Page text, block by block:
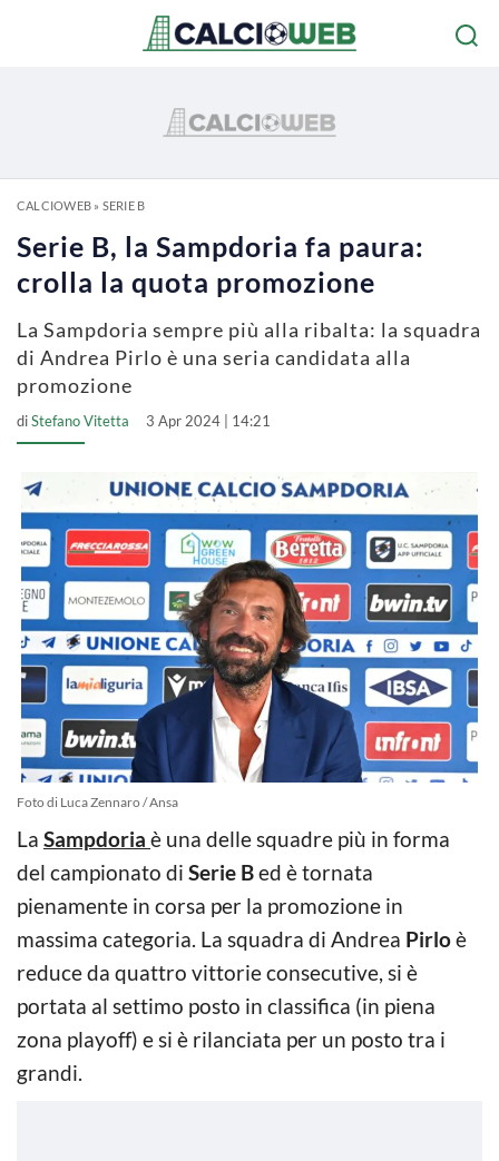
CALCIOWEB» SERIE B
Serie B, la Sampdoria fa paura:
crolla la quota promozione
La Sampdoria sempre più alla ribalta: la squadra
di Andrea Pirlo è una seria candidata alla
promozione
diStefano Vitetta 3 Apr 2024 | 14:21
Foto di Luca Zennaro / Ansa
La Sampdoria è una delle squadre più in forma
del campionato di Serie Bed è tornata
pienamente in corsa per la promozione in
massima categoria. La squadra di Andrea Pirloè
reduce da quattro vittorie consecutive, si è
portata al settimo posto in classifica (in piena
zona playoff) e si è rilanciata per un posto tra i
grandi.